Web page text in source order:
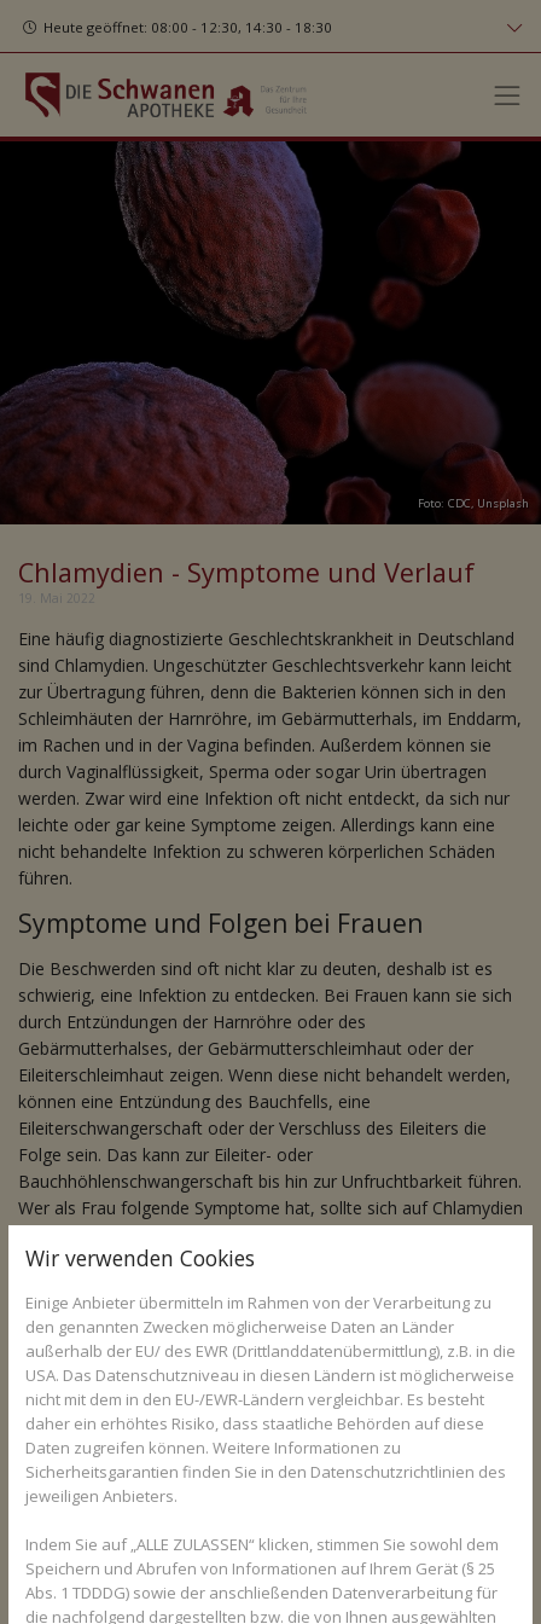
Heute geöffnet: 08:00 - 12:30, 14:30 - 18:30
Foto: CDC, Unsplash
Chlamydien - Symptome und Verlauf
19. Mai 2022
Eine häufig diagnostizierte Geschlechtskrankheit in Deutschland
sind Chlamydien. Ungeschützter Geschlechtsverkehr kann leicht
zur Übertragung führen, denn die Bakterien können sich in den
Schleimhäuten der Harnröhre, im Gebärmutterhals, im Enddarm,
im Rachen und in der Vagina befinden. Außerdem können sie
durch Vaginalflüssigkeit, Sperma oder sogar Urin übertragen
werden. Zwar wird eine Infektion oft nicht entdeckt, da sich nur
leichte oder gar keine Symptome zeigen. Allerdings kann eine
nicht behandelte Infektion zu schweren körperlichen Schäden
führen.
Symptome und Folgen bei Frauen
Die Beschwerden sind oft nicht klar zu deuten, deshalb ist es
schwierig, eine Infektion zu entdecken. Bei Frauen kann sie sich
durch Entzündungen der Harnröhre oder des
Gebärmutterhalses, der Gebärmutterschleimhaut oder der
Eileiterschleimhaut zeigen. Wenn diese nicht behandelt werden,
können eine Entzündung des Bauchfells, eine
Eileiterschwangerschaft oder der Verschluss des Eileiters die
Folge sein. Das kann zur Eileiter- oder
Bauchhöhlenschwangerschaft bis hin zur Unfruchtbarkeit führen.
Wer als Frau folgende Symptome hat, sollte sich auf Chlamydien
Ausfluss, Juckreiz und brennen beim Wasserlassen, leichte
Unterbauchschmerzen und gleichzeitig Fieber.
Gefahren auch für das Baby im Bauch
Bei schwangeren Frauen kann eine Chlamydien-Infektion auch
eine Gefahr für das Kind darstellen. Das Risiko einer Früh- oder
Fehlgeburt ist erhöht, da es zu einem frühzeitigen Blasensprung
kommen kann. Besonders bei einer vaginalen Geburt können die
Bakterien auf das Baby übertragen werden. Die Augen oder der
Nasen-Rachenraum können hiervon betroffen sein. Dies kann
dazu führen, dass das Kind eine Lungenentzündung bekommt.
Außerdem kann es zu einer Bindehautentzündung oder zu einer
schweren Mittelohrentzündung kommen.
Wir verwenden Cookies
Einige Anbieter übermitteln im Rahmen von der Verarbeitung zu
den genannten Zwecken möglicherweise Daten an Länder
außerhalb der EU/ des EWR (Drittlanddatenübermittlung), z.B. in die
USA. Das Datenschutzniveau in diesen Ländern ist möglicherweise
nicht mit dem in den EU-/EWR-Ländern vergleichbar. Es besteht
daher ein erhöhtes Risiko, dass staatliche Behörden auf diese
Daten zugreifen können. Weitere Informationen zu
Sicherheitsgarantien finden Sie in den Datenschutzrichtlinien des
jeweiligen Anbieters.
Indem Sie auf „ALLE ZULASSEN“ klicken, stimmen Sie sowohl dem
Speichern und Abrufen von Informationen auf Ihrem Gerät (§ 25
Abs. 1 TDDDG) sowie der anschließenden Datenverarbeitung für
die nachfolgend dargestellten bzw. die von Ihnen ausgewählten